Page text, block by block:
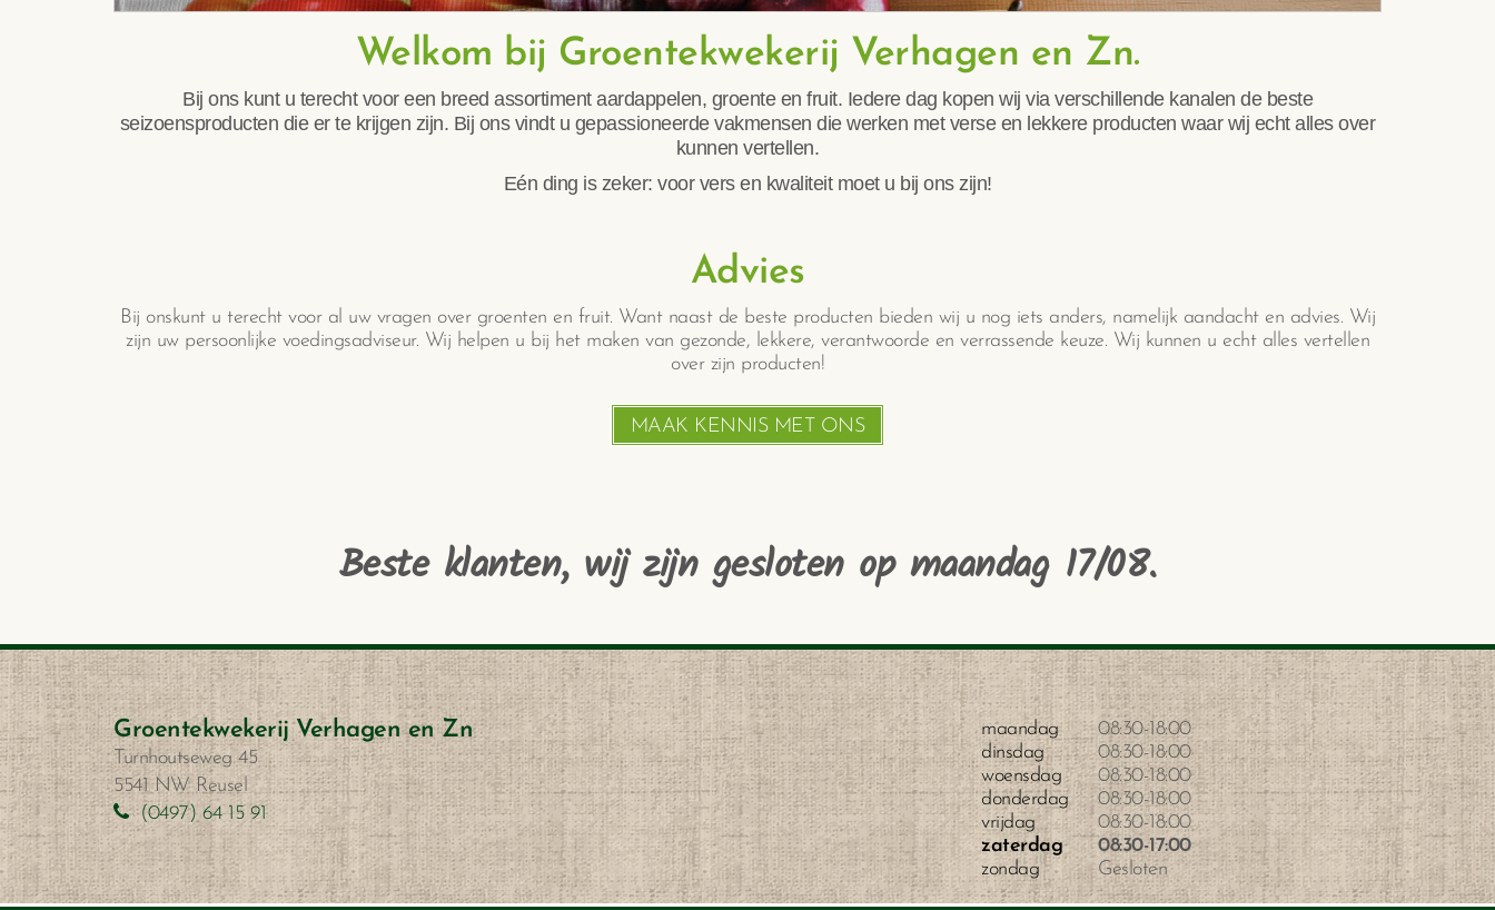
Welkom bij Groentekwekerij Verhagen en Zn.
Bij ons kunt u terecht voor een breed assortiment aardappelen, groente en fruit. Iedere dag kopen wij via verschillende kanalen de beste
seizoensproducten die er te krijgen zijn. Bij ons vindt u gepassioneerde vakmensen die werken met verse en lekkere producten waar wij echt alles over
kunnen vertellen.
Eén ding is zeker: voor vers en kwaliteit moet u bij ons zijn!
Advies
Bij onskunt u terecht voor al uw vragen over groenten en fruit. Want naast de beste producten bieden wij u nog iets anders, namelijk aandacht en advies. Wij
zijn uw persoonlijke voedingsadviseur. Wij helpen u bij het maken van gezonde, lekkere, verantwoorde en verrassende keuze. Wij kunnen u echt alles vertellen
over zijn producten!
MAAK KENNIS MET ONS
Beste klanten, wij zijn gesloten op maandag 17/08.
Groentekwekerij Verhagen en Zn
Turnhoutseweg 45
5541 NW Reusel
(0497) 64 15 91
maandag 08:30-18:00
dinsdag
08:30-18:00
woensdag
08:30-18:00
donderdag
08:30-18:00
vrijdag
08:30-18:00
zaterdag
08:30-17:00
zondag
Gesloten